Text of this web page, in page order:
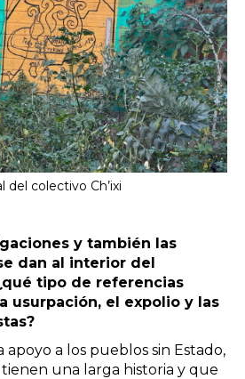
del colectivo Ch’ixi
y también las
dan al interior del
tipo de referencias
usurpación, el expolio y las
apoyo a los pueblos sin Estado,
una larga historia y que